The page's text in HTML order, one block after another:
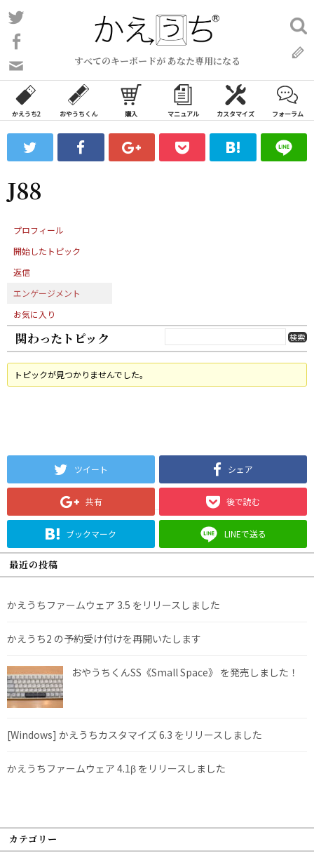
コ
ン
ン
ツ
ス
ッ
プ
すべてのキーボードが あなた専用になる
い
合
わ
フ
ォ
ム
検
索:
かえうち2 おやうちくん 購入 マニュアル カスタマイズ フォーラム
J88
プロフィール
開始したトピック
返信
エンゲージメント
お気に入り
関わったトピック
トピックが見つかりませんでした。
ツイート シェア
共有 後で読む
ブックマーク LINEで送る
最近の投稿
かえうちファームウェア 3.5 をリリースしました
かえうち2 の予約受け付けを再開いたします
おやうちくんSS《Small Space》 を発売しました！
[Windows] かえうちカスタマイズ 6.3 をリリースしました
かえうちファームウェア 4.1β をリリースしました
カテゴリー